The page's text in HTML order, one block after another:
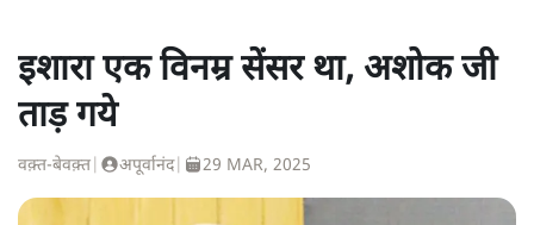
इशारा एक विनम्र सेंसर था, अशोक जी
ताड़ गये
वक़्त-बेवक़्त अपूर्वानंद| 29 MAR, 2025